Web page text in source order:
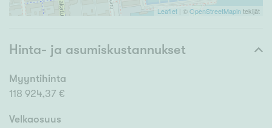
Leaflet | ©OpenStreetMapintekijät
Hinta- ja asumiskustannukset
Myyntihinta
118 924,37 €
Velkaosuus